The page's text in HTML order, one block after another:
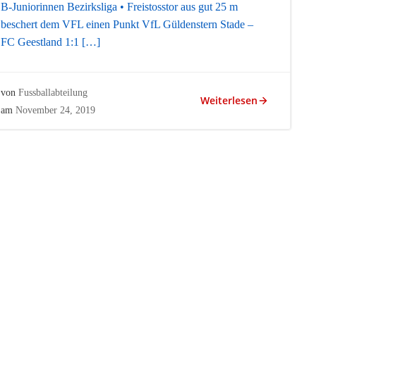
B-Juniorinnen Bezirksliga • Freistosstor aus gut 25 m
beschert dem VFL einen Punkt VfL Güldenstern Stade –
FC Geestland 1:1 […]
von Fussballabteilung
am November 24, 2019
Weiterlesen